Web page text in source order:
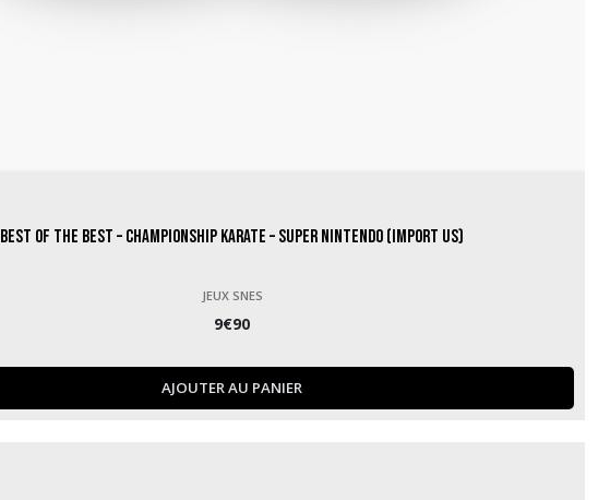
Best of the Best – Championship Karate – Super Nintendo (Import US)
JEUX SNES
9€90
AJOUTER AU PANIER